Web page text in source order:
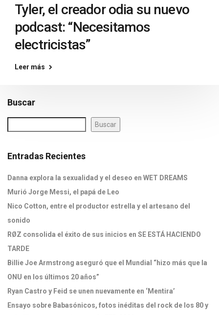
Tyler, el creador odia su nuevo
podcast: “Necesitamos
electricistas”
Leer más
Buscar
Buscar
Entradas Recientes
Danna explora la sexualidad y el deseo en WET DREAMS
Murió Jorge Messi, el papá de Leo
Nico Cotton, entre el productor estrella y el artesano del
sonido
RØZ consolida el éxito de sus inicios en SE ESTÁ HACIENDO
TARDE
Billie Joe Armstrong aseguró que el Mundial “hizo más que la
ONU en los últimos 20 años”
Ryan Castro y Feid se unen nuevamente en ‘Mentira’
Ensayo sobre Babasónicos, fotos inéditas del rock de los 80 y